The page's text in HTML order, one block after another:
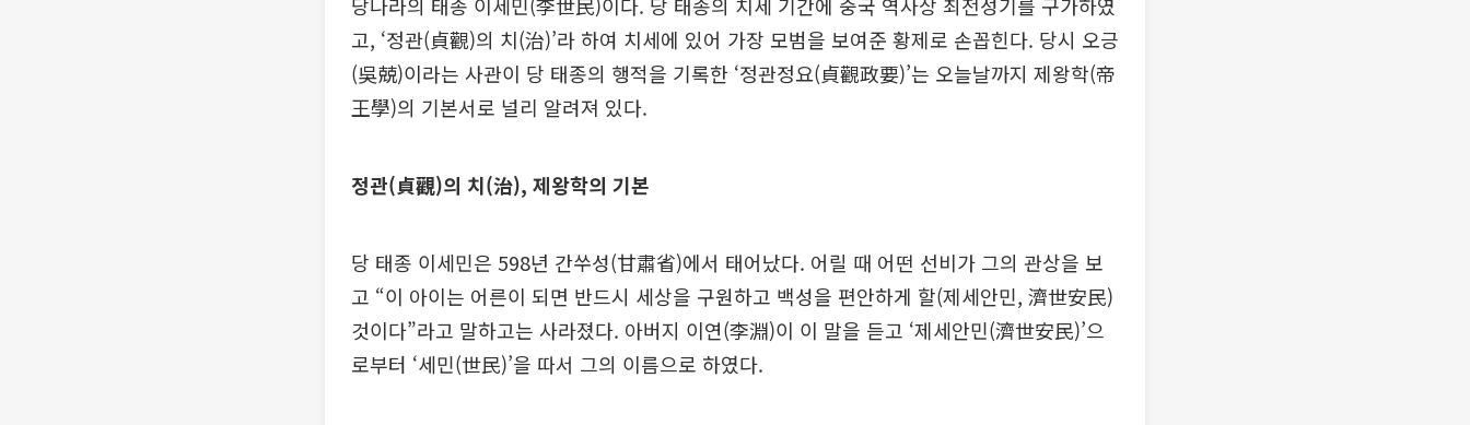
고, ‘정관(貞觀)의 치(治)’라 하여 치세에 있어 가장 모범을 보여준 황제로 손꼽힌다. 당시 오긍
(吳兢)이라는 사관이 당 태종의 행적을 기록한 ‘정관정요(貞觀政要)’는 오늘날까지 제왕학(帝
王學)의 기본서로 널리 알려져 있다.
정관(貞觀)의 치(治), 제왕학의 기본
당 태종 이세민은 598년 간쑤성(甘肅省)에서 태어났다. 어릴 때 어떤 선비가 그의 관상을 보
고 “이 아이는 어른이 되면 반드시 세상을 구원하고 백성을 편안하게 할(제세안민, 濟世安民)
것이다”라고 말하고는 사라졌다. 아버지 이연(李淵)이 이 말을 듣고 ‘제세안민(濟世安民)’으
로부터 ‘세민(世民)’을 따서 그의 이름으로 하였다.